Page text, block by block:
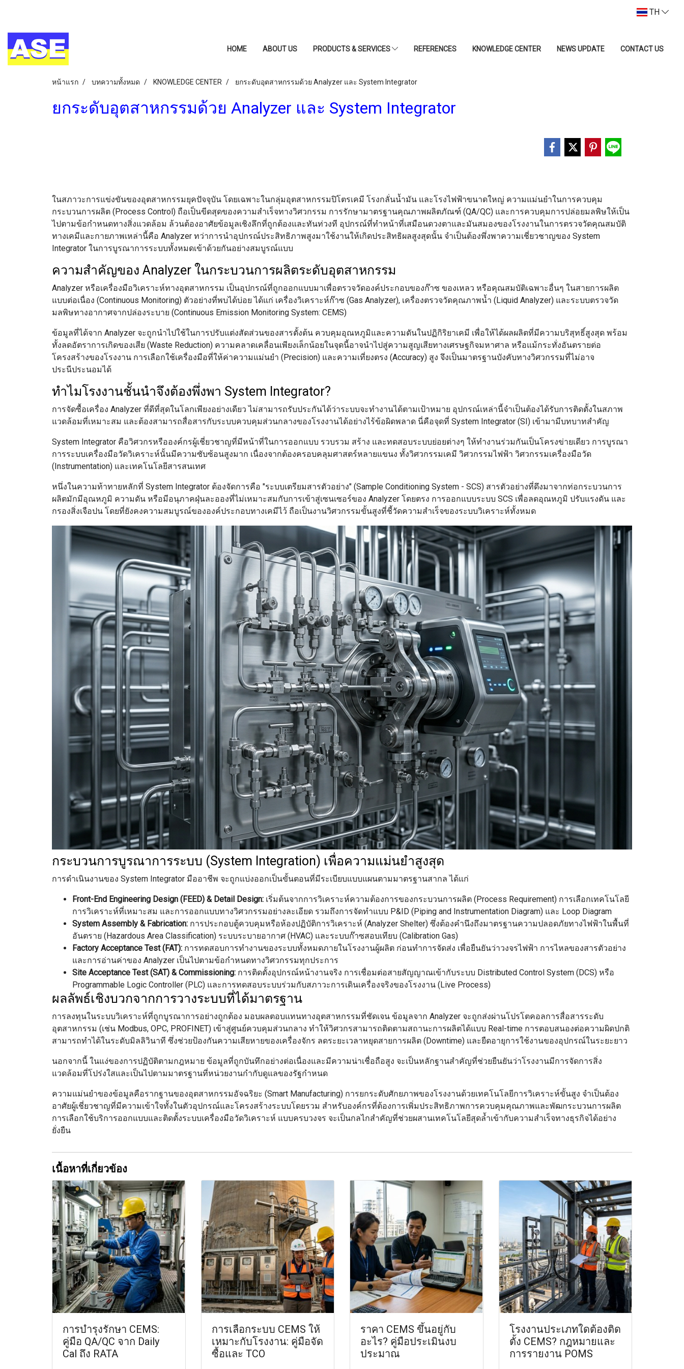
TH
HOME ABOUT US PRODUCTS & SERVICES REFERENCES KNOWLEDGE CENTER NEWS UPDATE CONTACT US
หน้าแรก บทความทั้งหมด KNOWLEDGE CENTER ยกระดับอุตสาหกรรมด้วย Analyzer และ System Integrator
ยกระดับอุตสาหกรรมด้วย Analyzer และ System Integrator
ในสภาวะการแข่งขันของอุตสาหกรรมยุคปัจจุบัน โดยเฉพาะในกลุ่มอุตสาหกรรมปิโตรเคมี โรงกลั่นน้ำมัน และโรงไฟฟ้าขนาดใหญ่ ความแม่นยำในการควบคุม
กระบวนการผลิต (Process Control) ถือเป็นขีดสุดของความสำเร็จทางวิศวกรรม การรักษามาตรฐานคุณภาพผลิตภัณฑ์ (QA/QC) และการควบคุมการปล่อยมลพิษให้เป็น
ไปตามข้อกำหนดทางสิ่งแวดล้อม ล้วนต้องอาศัยข้อมูลเชิงลึกที่ถูกต้องและทันท่วงที อุปกรณ์ที่ทำหน้าที่เสมือนดวงตาและมันสมองของโรงงานในการตรวจวัดคุณสมบัติ
ทางเคมีและกายภาพเหล่านี้คือ Analyzer ทว่าการนำอุปกรณ์ประสิทธิภาพสูงมาใช้งานให้เกิดประสิทธิผลสูงสุดนั้น จำเป็นต้องพึ่งพาความเชี่ยวชาญของ System
Integrator ในการบูรณาการระบบทั้งหมดเข้าด้วยกันอย่างสมบูรณ์แบบ
ความสำคัญของ Analyzer ในกระบวนการผลิตระดับอุตสาหกรรม
Analyzer หรือเครื่องมือวิเคราะห์ทางอุตสาหกรรม เป็นอุปกรณ์ที่ถูกออกแบบมาเพื่อตรวจวัดองค์ประกอบของก๊าซ ของเหลว หรือคุณสมบัติเฉพาะอื่นๆ ในสายการผลิต
แบบต่อเนื่อง (Continuous Monitoring) ตัวอย่างที่พบได้บ่อย ได้แก่ เครื่องวิเคราะห์ก๊าซ (Gas Analyzer), เครื่องตรวจวัดคุณภาพน้ำ (Liquid Analyzer) และระบบตรวจวัด
มลพิษทางอากาศจากปล่องระบาย (Continuous Emission Monitoring System: CEMS)
ข้อมูลที่ได้จาก Analyzer จะถูกนำไปใช้ในการปรับแต่งสัดส่วนของสารตั้งต้น ควบคุมอุณหภูมิและความดันในปฏิกิริยาเคมี เพื่อให้ได้ผลผลิตที่มีความบริสุทธิ์สูงสุด พร้อม
ทั้งลดอัตราการเกิดของเสีย (Waste Reduction) ความคลาดเคลื่อนเพียงเล็กน้อยในจุดนี้อาจนำไปสู่ความสูญเสียทางเศรษฐกิจมหาศาล หรือแม้กระทั่งอันตรายต่อ
โครงสร้างของโรงงาน การเลือกใช้เครื่องมือที่ให้ค่าความแม่นยำ (Precision) และความเที่ยงตรง (Accuracy) สูง จึงเป็นมาตรฐานบังคับทางวิศวกรรมที่ไม่อาจ
ประนีประนอมได้
ทำไมโรงงานชั้นนำจึงต้องพึ่งพา System Integrator?
การจัดซื้อเครื่อง Analyzer ที่ดีที่สุดในโลกเพียงอย่างเดียว ไม่สามารถรับประกันได้ว่าระบบจะทำงานได้ตามเป้าหมาย อุปกรณ์เหล่านี้จำเป็นต้องได้รับการติดตั้งในสภาพ
แวดล้อมที่เหมาะสม และต้องสามารถสื่อสารกับระบบควบคุมส่วนกลางของโรงงานได้อย่างไร้ข้อผิดพลาด นี่คือจุดที่ System Integrator (SI) เข้ามามีบทบาทสำคัญ
System Integrator คือวิศวกรหรือองค์กรผู้เชี่ยวชาญที่มีหน้าที่ในการออกแบบ รวบรวม สร้าง และทดสอบระบบย่อยต่างๆ ให้ทำงานร่วมกันเป็นโครงข่ายเดียว การบูรณา
การระบบเครื่องมือวัดวิเคราะห์นั้นมีความซับซ้อนสูงมาก เนื่องจากต้องครอบคลุมศาสตร์หลายแขนง ทั้งวิศวกรรมเคมี วิศวกรรมไฟฟ้า วิศวกรรมเครื่องมือวัด
(Instrumentation) และเทคโนโลยีสารสนเทศ
หนึ่งในความท้าทายหลักที่ System Integrator ต้องจัดการคือ "ระบบเตรียมสารตัวอย่าง" (Sample Conditioning System - SCS) สารตัวอย่างที่ดึงมาจากท่อกระบวนการ
ผลิตมักมีอุณหภูมิ ความดัน หรือมีอนุภาคฝุ่นละอองที่ไม่เหมาะสมกับการเข้าสู่เซนเซอร์ของ Analyzer โดยตรง การออกแบบระบบ SCS เพื่อลดอุณหภูมิ ปรับแรงดัน และ
กรองสิ่งเจือปน โดยที่ยังคงความสมบูรณ์ขององค์ประกอบทางเคมีไว้ ถือเป็นงานวิศวกรรมขั้นสูงที่ชี้วัดความสำเร็จของระบบวิเคราะห์ทั้งหมด
กระบวนการบูรณาการระบบ (System Integration) เพื่อความแม่นยำสูงสุด
การดำเนินงานของ System Integrator มืออาชีพ จะถูกแบ่งออกเป็นขั้นตอนที่มีระเบียบแบบแผนตามมาตรฐานสากล ได้แก่
Front-End Engineering Design (FEED) & Detail Design: เริ่มต้นจากการวิเคราะห์ความต้องการของกระบวนการผลิต (Process Requirement) การเลือกเทคโนโลยี
การวิเคราะห์ที่เหมาะสม และการออกแบบทางวิศวกรรมอย่างละเอียด รวมถึงการจัดทำแบบ P&ID (Piping and Instrumentation Diagram) และ Loop Diagram
System Assembly & Fabrication: การประกอบตู้ควบคุมหรือห้องปฏิบัติการวิเคราะห์ (Analyzer Shelter) ซึ่งต้องคำนึงถึงมาตรฐานความปลอดภัยทางไฟฟ้าในพื้นที่
อันตราย (Hazardous Area Classification) ระบบระบายอากาศ (HVAC) และระบบก๊าซสอบเทียบ (Calibration Gas)
Factory Acceptance Test (FAT): การทดสอบการทำงานของระบบทั้งหมดภายในโรงงานผู้ผลิต ก่อนทำการจัดส่ง เพื่อยืนยันว่าวงจรไฟฟ้า การไหลของสารตัวอย่าง
และการอ่านค่าของ Analyzer เป็นไปตามข้อกำหนดทางวิศวกรรมทุกประการ
Site Acceptance Test (SAT) & Commissioning: การติดตั้งอุปกรณ์หน้างานจริง การเชื่อมต่อสายสัญญาณเข้ากับระบบ Distributed Control System (DCS) หรือ
Programmable Logic Controller (PLC) และการทดสอบระบบร่วมกับสภาวะการเดินเครื่องจริงของโรงงาน (Live Process)
ผลลัพธ์เชิงบวกจากการวางระบบที่ได้มาตรฐาน
การลงทุนในระบบวิเคราะห์ที่ถูกบูรณาการอย่างถูกต้อง มอบผลตอบแทนทางอุตสาหกรรมที่ชัดเจน ข้อมูลจาก Analyzer จะถูกส่งผ่านโปรโตคอลการสื่อสารระดับ
อุตสาหกรรม (เช่น Modbus, OPC, PROFINET) เข้าสู่ศูนย์ควบคุมส่วนกลาง ทำให้วิศวกรสามารถติดตามสถานะการผลิตได้แบบ Real-time การตอบสนองต่อความผิดปกติ
สามารถทำได้ในระดับมิลลิวินาที ซึ่งช่วยป้องกันความเสียหายของเครื่องจักร ลดระยะเวลาหยุดสายการผลิต (Downtime) และยืดอายุการใช้งานของอุปกรณ์ในระยะยาว
นอกจากนี้ ในแง่ของการปฏิบัติตามกฎหมาย ข้อมูลที่ถูกบันทึกอย่างต่อเนื่องและมีความน่าเชื่อถือสูง จะเป็นหลักฐานสำคัญที่ช่วยยืนยันว่าโรงงานมีการจัดการสิ่ง
แวดล้อมที่โปร่งใสและเป็นไปตามมาตรฐานที่หน่วยงานกำกับดูแลของรัฐกำหนด
ความแม่นยำของข้อมูลคือรากฐานของอุตสาหกรรมอัจฉริยะ (Smart Manufacturing) การยกระดับศักยภาพของโรงงานด้วยเทคโนโลยีการวิเคราะห์ขั้นสูง จำเป็นต้อง
อาศัยผู้เชี่ยวชาญที่มีความเข้าใจทั้งในตัวอุปกรณ์และโครงสร้างระบบโดยรวม สำหรับองค์กรที่ต้องการเพิ่มประสิทธิภาพการควบคุมคุณภาพและพัฒกระบวนการผลิต
การเลือกใช้บริการออกแบบและติดตั้งระบบเครื่องมือวัดวิเคราะห์ แบบครบวงจร จะเป็นกลไกสำคัญที่ช่วยผสานเทคโนโลยีสุดล้ำเข้ากับความสำเร็จทางธุรกิจได้อย่าง
ยั่งยืน
เนื้อหาที่เกี่ยวข้อง
การบำรุงรักษา CEMS:
คู่มือ QA/QC จาก Daily
Cal ถึง RATA
การเลือกระบบ CEMS ให้
เหมาะกับโรงงาน: คู่มือจัด
ซื้อและ TCO
ราคา CEMS ขึ้นอยู่กับ
อะไร? คู่มือประเมินงบ
ประมาณ
โรงงานประเภทใดต้องติด
ตั้ง CEMS? กฎหมายและ
การรายงาน POMS